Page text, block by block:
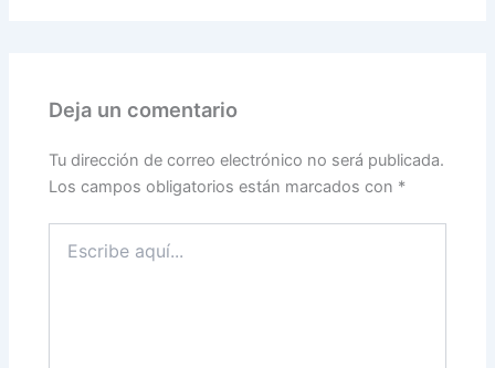
Deja un comentario
Tu dirección de correo electrónico no será publicada.
Los campos obligatorios están marcados con *
aquí...